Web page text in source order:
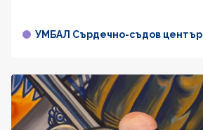
УМБАЛ Сърдечно-съдов център